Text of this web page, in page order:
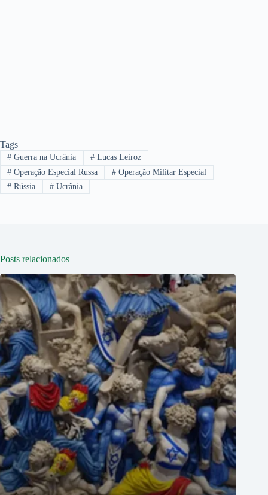
Tags
#Guerra na Ucrânia #Lucas Leiroz
#Operação Especial Russa #Operação Militar Especial
#Rússia #Ucrânia
Posts relacionados